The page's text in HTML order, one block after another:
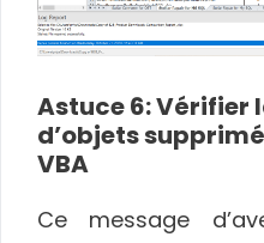
Astuce 6: Vérifier
d’objets
VBA
Ce message